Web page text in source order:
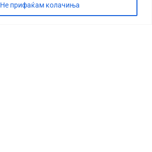
Не прифаќам колачиња